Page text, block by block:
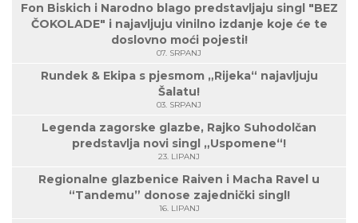
Fon Biskich i Narodno blago predstavljaju singl "BEZ
ČOKOLADE" i najavljuju vinilno izdanje koje će te
doslovno moći pojesti!
07. SRPANJ
Rundek & Ekipa s pjesmom „Rijeka“ najavljuju
Šalatu!
03. SRPANJ
Legenda zagorske glazbe, Rajko Suhodolčan
predstavlja novi singl „Uspomene“!
23. LIPANJ
Regionalne glazbenice Raiven i Macha Ravel u
“Tandemu” donose zajednički singl!
16. LIPANJ